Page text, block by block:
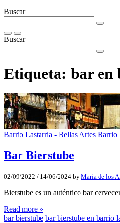
Buscar
Buscar
Etiqueta: bar en
Barrio Lastarria - Bellas Artes Barrio
Bar Bierstube
02/09/2022 / 14/06/2024 by Maria de los
Bierstube es un auténtico bar
Read more »
bar bierstube bar bierstube en barrio